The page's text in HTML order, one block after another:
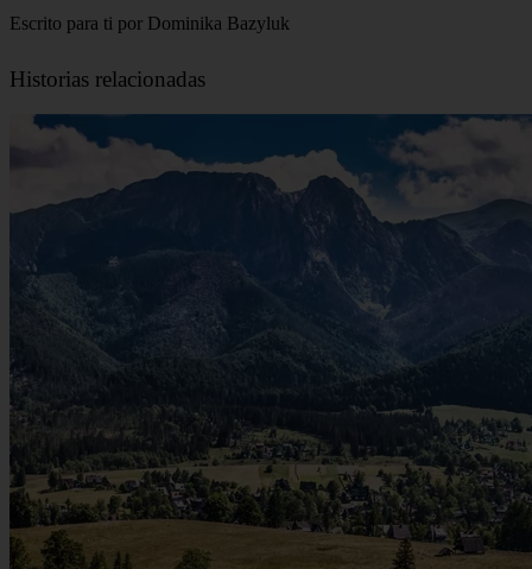
Escrito para ti por Dominika Bazyluk
Historias relacionadas